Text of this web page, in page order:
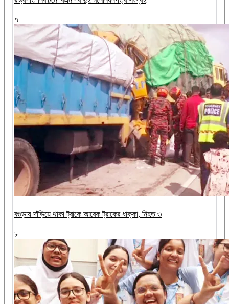
৭
বগুড়ায় দাঁড়িয়ে থাকা ট্রাকে আরেক ট্রাকের ধাক্কা, নিহত ৩
৮